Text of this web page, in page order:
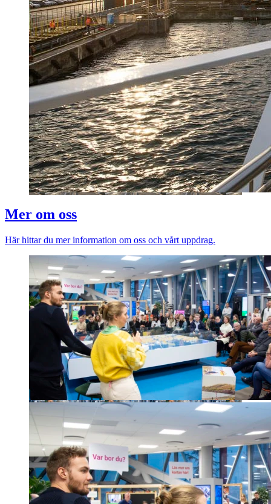
Mer om oss
Här hittar du mer information om oss och vårt uppdrag.